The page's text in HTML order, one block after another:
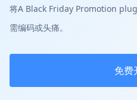
将A Black Friday Promotion
需编码或头痛。
免费